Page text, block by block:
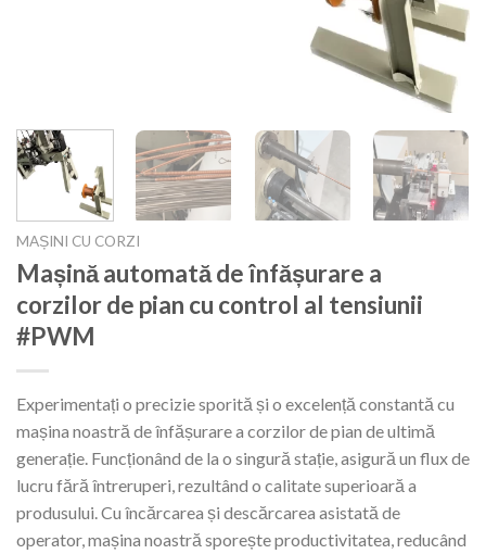
MAȘINI CU CORZI
Mașină automată de înfășurare a
corzilor de pian cu control al tensiunii
#PWM
Experimentați o precizie sporită și o excelență constantă cu
mașina noastră de înfășurare a corzilor de pian de ultimă
generație. Funcționând de la o singură stație, asigură un flux de
lucru fără întreruperi, rezultând o calitate superioară a
produsului. Cu încărcarea și descărcarea asistată de
operator, mașina noastră sporește productivitatea, reducând